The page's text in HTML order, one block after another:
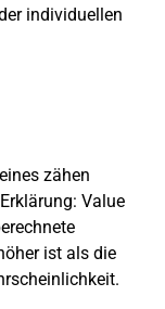
individuellen
zähen
Value
ist als die